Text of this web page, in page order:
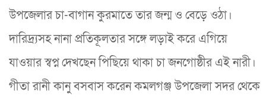
উপজেলার চা-বাগান কুরমাতে তার জন্ম ও বেড়ে ওঠা।
দারিদ্র্যসহ নানা প্রতিকূলতার সঙ্গে লড়াই করে এগিয়ে
যাওয়ার স্বপ্ন দেখছেন পিছিয়ে থাকা চা জনগোষ্ঠীর এই নারী।
গীতা রানী কানু বসবাস করেন কমলগঞ্জ উপজেলা সদর থেকে